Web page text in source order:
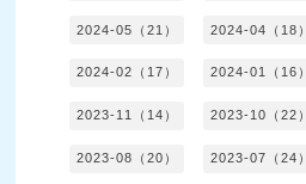
2024-05（21） 2024-04（18）
2024-02（17） 2024-01（16）
2023-11（14） 2023-10（22）
2023-08（20） 2023-07（24）